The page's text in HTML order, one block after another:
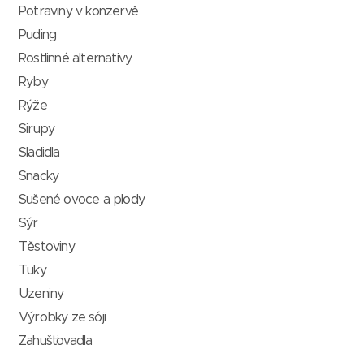
Potraviny v konzervě
Puding
Rostlinné alternativy
Ryby
Rýže
Sirupy
Sladidla
Snacky
Sušené ovoce a plody
Sýr
Těstoviny
Tuky
Uzeniny
Výrobky ze sóji
Zahušťovadla